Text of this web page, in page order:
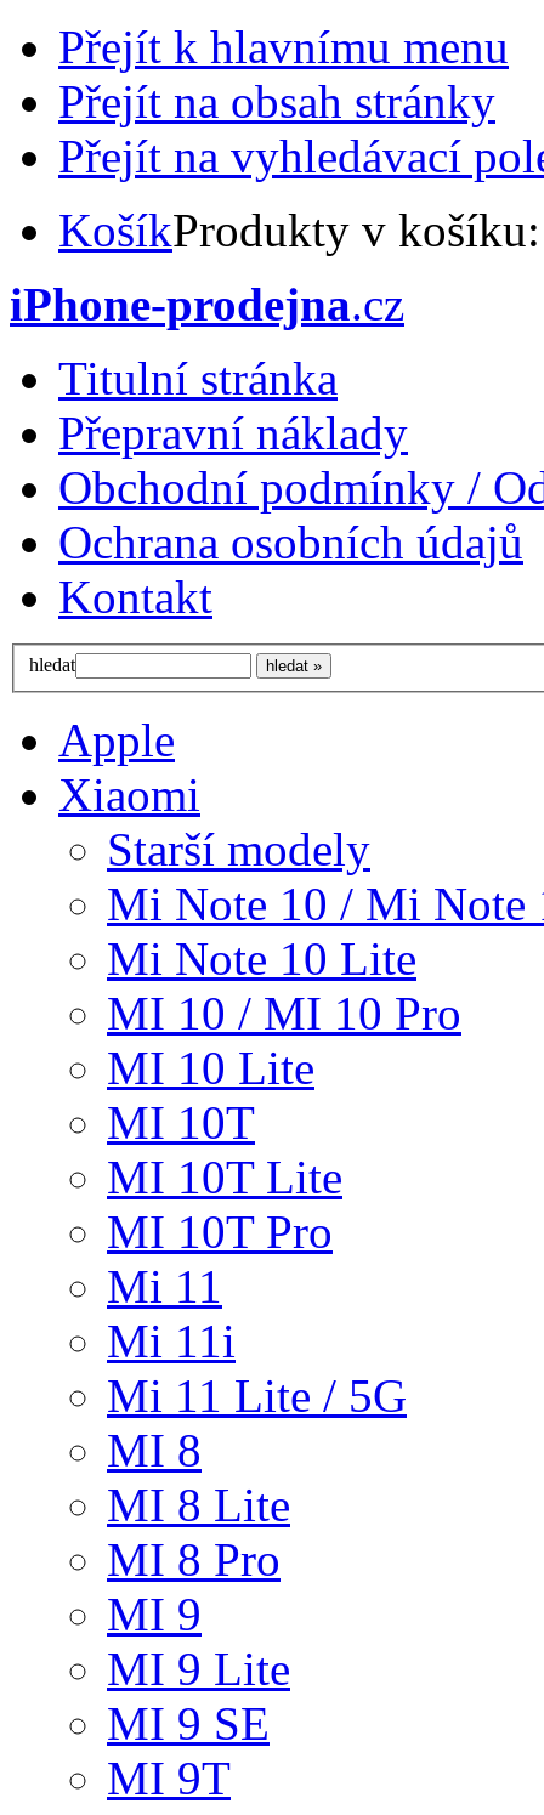
Přejít k hlavnímu menu
Přejít na obsah stránky
Přejít na vyhledávací
KošíkProdukty v
iPhone-prodejna.cz
Titulní stránka
Přepravní náklady
Obchodní podmínky /
Ochrana osobních údajů
Kontakt
hledat
Apple
Xiaomi
Starší modely
Mi Note 10 / Mi Note
Mi Note 10 Lite
MI 10 / MI 10 Pro
MI 10 Lite
MI 10T
MI 10T Lite
MI 10T Pro
Mi 11
Mi 11i
Mi 11 Lite / 5G
MI 8
MI 8 Lite
MI 8 Pro
MI 9
MI 9 Lite
MI 9 SE
MI 9T